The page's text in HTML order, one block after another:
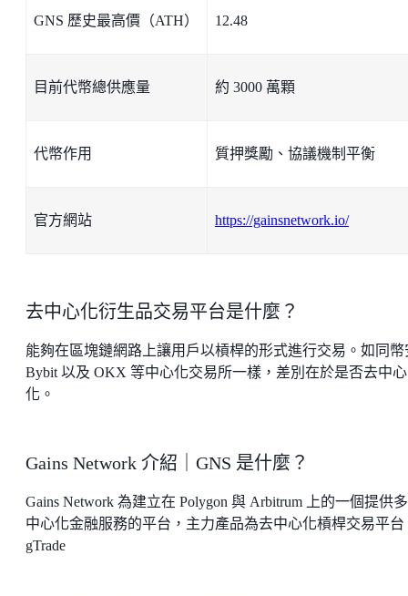
GNS 歷史最高價（ATH） 12.48
目前代幣總供應量 約 3000 萬顆
代幣作用 質押獎勵、協議機制平衡
官方網站 https://gainsnetwork.io/
去中心化衍生品交易平台是什麼？
能夠在區塊鏈網路上讓用戶以槓桿的形式進行交易。如同幣
Bybit 以及 OKX 等中心化交易所一樣，差別在於是否去中心
化。
Gains Network 介紹｜GNS 是什麼？
Gains Network 為建立在 Polygon 與 Arbitrum 上的一個提供
中心化金融服務的平台，主力產品為去中心化槓桿交易平台
gTrade